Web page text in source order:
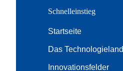
Schnelleinstieg
Startseite
Das Technologieland
Innovationsfelder